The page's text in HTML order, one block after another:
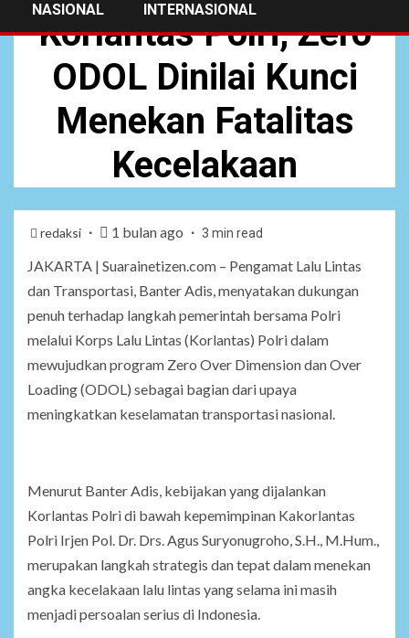
NASIONAL INTERNASIONAL
Korlantas Polri, Zero
ODOL Dinilai Kunci
Menekan Fatalitas
Kecelakaan
redaksi 1 bulan ago 3 min read
JAKARTA | Suarainetizen.com – Pengamat Lalu Lintas
dan Transportasi, Banter Adis, menyatakan dukungan
penuh terhadap langkah pemerintah bersama Polri
melalui Korps Lalu Lintas (Korlantas) Polri dalam
mewujudkan program Zero Over Dimension dan Over
Loading (ODOL) sebagai bagian dari upaya
meningkatkan keselamatan transportasi nasional.
Menurut Banter Adis, kebijakan yang dijalankan
Korlantas Polri di bawah kepemimpinan Kakorlantas
Polri Irjen Pol. Dr. Drs. Agus Suryonugroho, S.H., M.Hum.,
merupakan langkah strategis dan tepat dalam menekan
angka kecelakaan lalu lintas yang selama ini masih
menjadi persoalan serius di Indonesia.